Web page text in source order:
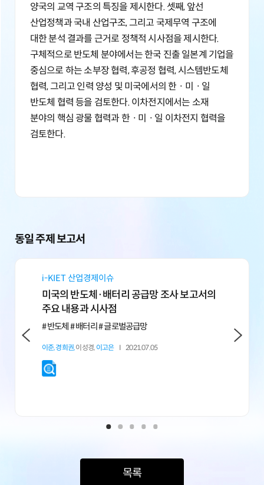
양국의 교역 구조의 특징을 제시한다. 셋째, 앞선
산업정책과 국내 산업구조, 그리고 국제무역 구조에
대한 분석 결과를 근거로 정책적 시사점을 제시한다.
구체적으로 반도체 분야에서는 한국 진출 일본계 기업을
중심으로 하는 소부장 협력, 후공정 협력, 시스템반도체
협력, 그리고 인력 양성 및 미국에서의 한ㆍ미ㆍ일
반도체 협력 등을 검토한다. 이차전지에서는 소재
분야의 핵심 광물 협력과 한ㆍ미ㆍ일 이차전지 협력을
검토한다.
동일 주제 보고서
i-KIET 산업경제이슈
미국의 반도체·배터리 공급망 조사 보고서의
주요 내용과 시사점
# 반도체 # 배터리 # 글로벌공급망
이준,경희권,이성경, 이고은 2021.07.05
# 팹리스
목록